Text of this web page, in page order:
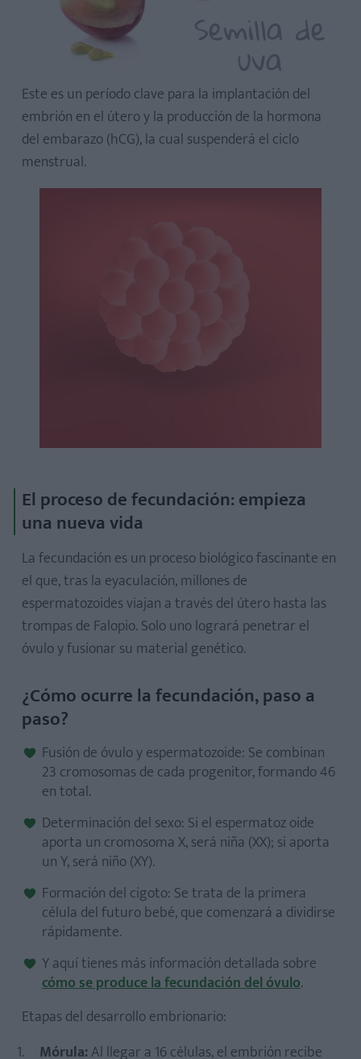
¿Qué debes hacer?
¿Qué hábitos debes modificar?
Consejos para mejorar tu bienestar en la semana 3 de
embarazo
Semilla de
uva
Este es un período clave para la implantación del
embrión en el útero y la producción de la hormona
del embarazo (hCG), la cual suspenderá el ciclo
menstrual.
El proceso de fecundación: empieza
una nueva vida
La fecundación es un proceso biológico fascinante en
el que, tras la eyaculación, millones de
espermatozoides viajan a través del útero hasta las
trompas de Falopio. Solo uno logrará penetrar el
óvulo y fusionar su material genético.
¿Cómo ocurre la fecundación, paso a
paso?
Fusión de óvulo y espermatozoide: Se combinan
23 cromosomas de cada progenitor, formando 46
en total.
Determinación del sexo: Si el espermatozoide
aporta un cromosoma X, será niña (XX); si aporta
un Y, será niño (XY).
Formación del cigoto: Se trata de la primera
célula del futuro bebé, que comenzará a dividirse
rápidamente.
Y aquí tienes más información detallada sobre
cómo se produce la fecundación del óvulo.
Etapas del desarrollo embrionario:
Mórula:Al llegar a 16 células, el embrión recibe